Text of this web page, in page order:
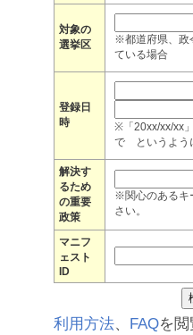
対象の
選挙区
※都道府県、政
ている場合
登録日
時
※「20xx/xx/xx
で というよう
解決す
るため
の重要
政策
※関心のあるキ
さい。
マニフ
ェスト
ID
利用方法、 FAQを閲